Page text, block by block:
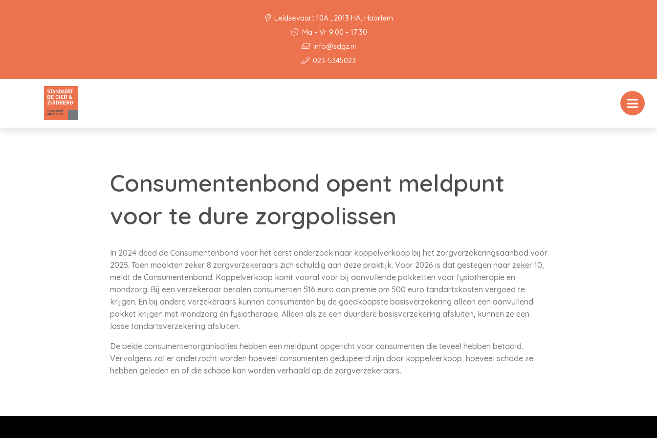
Leidsevaart 10A , 2013 HA, Haarlem
Ma - Vr 9:00 - 17:30
info@sdgz.nl
023-5345023
Consumentenbond opent meldpunt
voor te dure zorgpolissen
In 2024 deed de Consumentenbond voor het eerst onderzoek naar koppelverkoop bij het zorgverzekeringsaanbod voor
2025. Toen maakten zeker 8 zorgverzekeraars zich schuldig aan deze praktijk. Voor 2026 is dat gestegen naar zeker 10,
meldt de Consumentenbond. Koppelverkoop komt vooral voor bij aanvullende pakketten voor fysiotherapie en
mondzorg. Bij een verzekeraar betalen consumenten 516 euro aan premie om 500 euro tandartskosten vergoed te
krijgen. En bij andere verzekeraars kunnen consumenten bij de goedkoopste basisverzekering alleen een aanvullend
pakket krijgen met mondzorg én fysiotherapie. Alleen als ze een duurdere basisverzekering afsluiten, kunnen ze een
losse tandartsverzekering afsluiten.
De beide consumentenorganisaties hebben een meldpunt opgericht voor consumenten die teveel hebben betaald.
Vervolgens zal er onderzocht worden hoeveel consumenten gedupeerd zijn door koppelverkoop, hoeveel schade ze
hebben geleden en of die schade kan worden verhaald op de zorgverzekeraars.